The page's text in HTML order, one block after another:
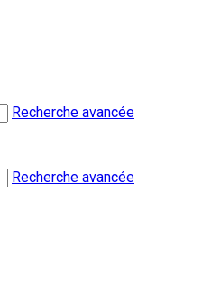
Recherche avancée
Recherche avancée